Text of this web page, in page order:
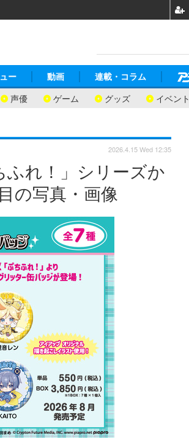
声優 ゲーム グッズ イベント
ー 動画 連載・コラム
ふれ！」シリーズか
の写真・画像
2026.4.15 Wed 12:35